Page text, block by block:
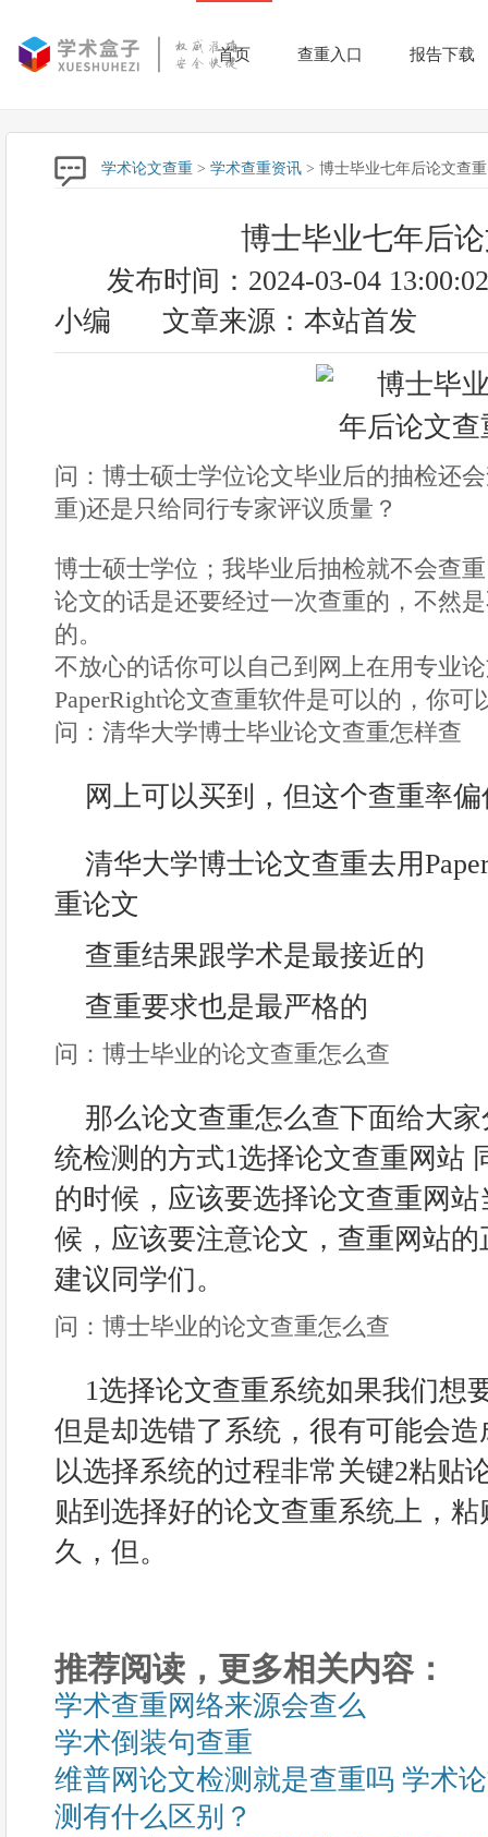
首页 查重入口 报告下载
学术论文查重 > 学术查重资讯 > 博士毕业七年后论文查重
博士毕业七年后
发布时间：2024-03-04 13:00:02
小编
文章来源：本站首发
问：博士硕士学位论文毕业后的抽检还
重)还是只给同行专家评议质量？
博士硕士学位；我毕业后抽检就不会查
论文的话是还要经过一次查重的，不然
的。
不放心的话你可以自己到网上在用专业
PaperRight论文查重软件是可以的，你
问：清华大学博士毕业论文查重怎样查
网上可以买到，但这个查重率
清华大学博士论文查重去用
重论文
查重结果跟学术是最接近的
查重要求也是最严格的
问：博士毕业的论文查重怎么查
那么论文查重怎么查下面给大
统检测的方式1选择论文查重网站
的时候，应该要选择论文查重网
候，应该要注意论文，查重网站
建议同学们。
问：博士毕业的论文查重怎么查
1选择论文查重系统如果我们想
但是却选错了系统，很有可能会
以选择系统的过程非常关键2粘贴
贴到选择好的论文查重系统上，
久，但。
推荐阅读，更多相关内容：
学术查重网络来源会查么
学术倒装句查重
维普网论文检测就是查重吗 学术
测有什么区别？